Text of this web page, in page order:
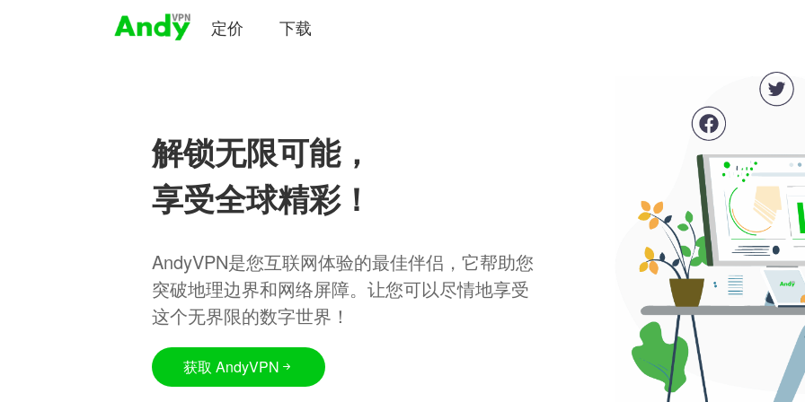
定价 下载
解锁无限可能，
享受全球精彩！
AndyVPN是您互联网体验的最佳伴侣，它帮助您
突破地理边界和网络屏障。让您可以尽情地享受
这个无界限的数字世界！
获取 AndyVPN